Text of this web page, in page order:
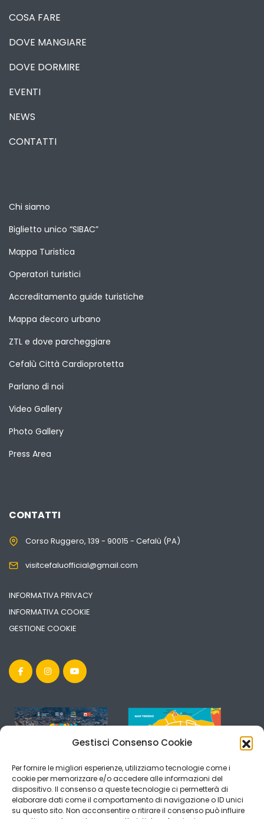
Gestisci Consenso Cookie
Per fornire le migliori esperienze, utilizziamo tecnologie come i
cookie per memorizzare e/o accedere alle informazioni del
dispositivo. Il consenso a queste tecnologie ci permetterà di
elaborare dati come il comportamento di navigazione o ID unici
su questo sito. Non acconsentire o ritirare il consenso può influire
COSA FARE
DOVE MANGIARE
DOVE DORMIRE
EVENTI
NEWS
CONTATTI
Chi siamo
Biglietto unico “SIBAC”
Mappa Turistica
Operatori turistici
Accreditamento guide turistiche
Mappa decoro urbano
ZTL e dove parcheggiare
Cefalù Città Cardioprotetta
Parlano di noi
Video Gallery
Photo Gallery
Press Area
CONTATTI
Corso Ruggero, 139 - 90015 - Cefalù (PA)
visitcefaluofficial@gmail.com
INFORMATIVA PRIVACY
INFORMATIVA COOKIE
GESTIONE COOKIE